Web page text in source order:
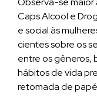
Caps Alcool e
e social às
cientes sobre os
entre os gêneros,
hábitos de vida
retomada de